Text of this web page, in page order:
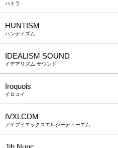
ハトラ
HUNTISM
ハンティズム
IDEALISM SOUND
イデアリズム サウンド
Iroquois
イロコイ
IVXLCDM
アイブイエックスエルシーディーエム